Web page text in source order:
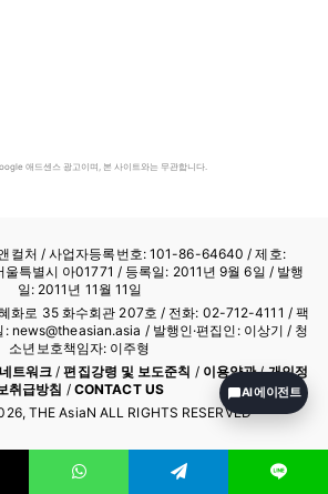
애드센스 광고이며, 본 사이트와는 무관합니다.
컬처 /사업자등록번호: 101-86-64640 / 제호:
특별시 아01771 / 등록일: 2011년 9월 6일 / 발행
일: 2011년 11월 11일
화로 35 화수회관 207호 / 전화: 02-712-4111 / 팩
: news@theasian.asia / 발행인·편집인: 이상기 / 청
소년보호책임자: 이주형
네트워크 /편집강령 및 보도준칙 / 이용약관/개인정
취급방침 / CONTACT US
, THE AsiaN ALL RIGHTS RESERVED
AI 에이전트